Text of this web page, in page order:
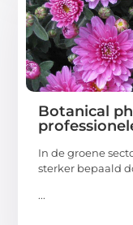
Botanical
In de groene
sterker bepaald
...